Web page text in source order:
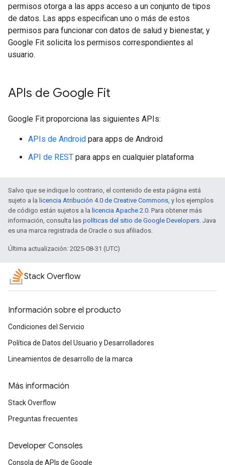
permisos otorga a las apps acceso a un conjunto de tipos
de datos. Las apps especifican uno o más de estos
permisos para funcionar con datos de salud y bienestar, y
Google Fit solicita los permisos correspondientes al
usuario.
APIs de Google Fit
Google Fit proporciona las siguientes APIs:
APIs de Android para apps de Android
API de REST para apps en cualquier plataforma
Salvo que se indique lo contrario, el contenido de esta página está
sujeto a la licencia Atribución 4.0 de Creative Commons, y los ejemplos
de código están sujetos a la licencia Apache 2.0. Para obtener más
información, consulta las políticas del sitio de Google Developers. Java
es una marca registrada de Oracle o sus afiliados.
Última actualización: 2025-08-31 (UTC)
Stack Overflow
Información sobre el producto
Condiciones del Servicio
Política de Datos del Usuario y Desarrolladores
Lineamientos de desarrollo de la marca
Más información
Stack Overflow
Preguntas frecuentes
Developer Consoles
Consola de APIs de Google